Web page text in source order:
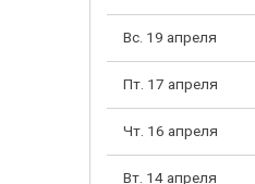
Вс. 19 апреля
Пт. 17 апреля
Чт. 16 апреля
Вт. 14 апреля